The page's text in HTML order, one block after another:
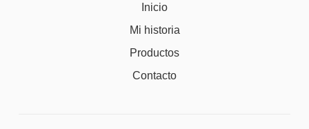
Inicio
Mi historia
Productos
Contacto